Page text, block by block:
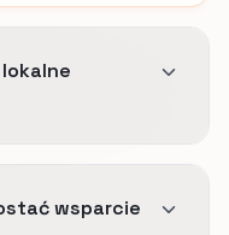
i
wsparcie